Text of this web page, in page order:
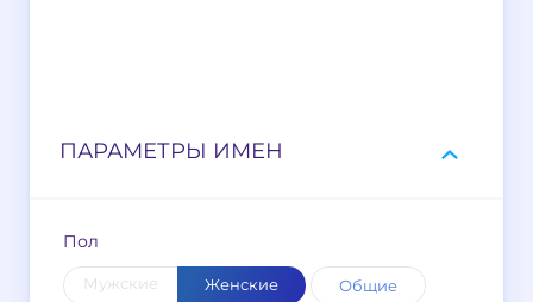
ПАРАМЕТРЫ ИМЕН
Пол
Мужские Женские Общие